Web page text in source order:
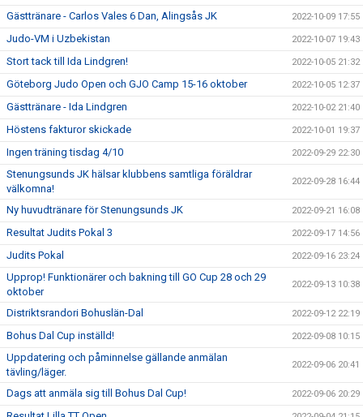
Gästtränare - Carlos Vales 6 Dan, Alingsås JK 2022-10-09 17:55
Judo-VM i Uzbekistan 2022-10-07 19:43
Stort tack till Ida Lindgren! 2022-10-05 21:32
Göteborg Judo Open och GJO Camp 15-16 oktober 2022-10-05 12:37
Gästtränare - Ida Lindgren 2022-10-02 21:40
Höstens fakturor skickade 2022-10-01 19:37
Ingen träning tisdag 4/10 2022-09-29 22:30
Stenungsunds JK hälsar klubbens samtliga föräldrar
välkomna!
2022-09-28 16:44
Ny huvudtränare för Stenungsunds JK 2022-09-21 16:08
Resultat Judits Pokal 3 2022-09-17 14:56
Judits Pokal 2022-09-16 23:24
Upprop! Funktionärer och bakning till GO Cup 28 och 29
oktober
2022-09-13 10:38
Distriktsrandori Bohuslän-Dal 2022-09-12 22:19
Bohus Dal Cup inställd! 2022-09-08 10:15
Uppdatering och påminnelse gällande anmälan
tävling/läger.
2022-09-06 20:41
Dags att anmäla sig till Bohus Dal Cup! 2022-09-06 20:29